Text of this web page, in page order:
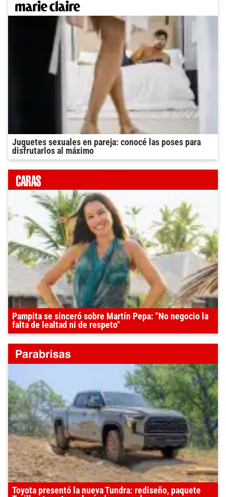
Juguetes sexuales en pareja: conocé las poses para
disfrutarlos al máximo
Pampita se sinceró sobre Martín Pepa: "No negocio la
falta de lealtad ni de respeto"
Toyota presentó la nueva Tundra: rediseño, paquete